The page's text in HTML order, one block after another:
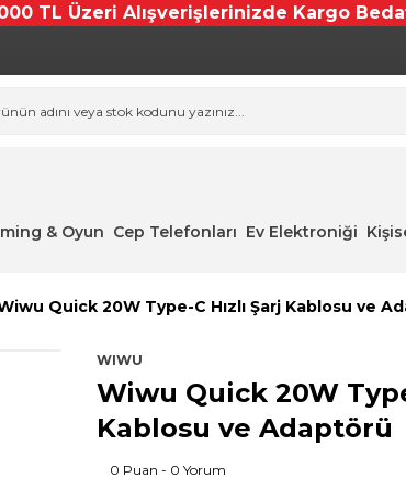
TL Üzeri Alışverişlerinizde Kargo
& Oyun Cep Telefonları Ev Elektroniği
Quick 20W Type-C Hızlı Şarj Kablosu ve
WIWU
Wiwu Quick 20W
Kablosu ve Adaptörü
0 Puan - 0 Yorum